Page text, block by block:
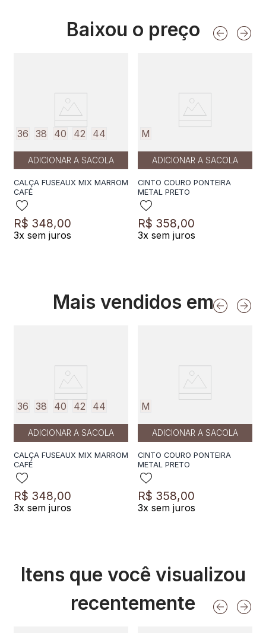
Baixou o preço
36 38 40 42 44
ADICIONAR A SACOLA
CALÇA FUSEAUX MIX MARROM
CAFÉ
R$ 348,00
3x sem juros
M
ADICIONAR A SACOLA
CINTO COURO PONTEIRA
METAL PRETO
R$ 358,00
3x sem juros
Mais vendidos em
36 38 40 42 44
ADICIONAR A SACOLA
CALÇA FUSEAUX MIX MARROM
CAFÉ
R$ 348,00
3x sem juros
M
ADICIONAR A SACOLA
CINTO COURO PONTEIRA
METAL PRETO
R$ 358,00
3x sem juros
Itens que você visualizou
recentemente